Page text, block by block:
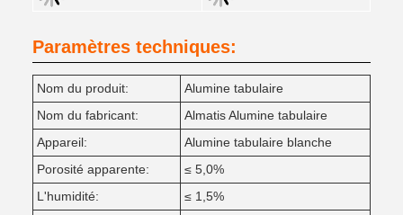
Paramètres techniques:
Nom du produit:
Alumine tabulaire
Nom du fabricant:
Almatis Alumine tabulaire
Appareil:
Alumine tabulaire blanche
Porosité apparente:
≤ 5,0%
L'humidité:
≤ 1,5%